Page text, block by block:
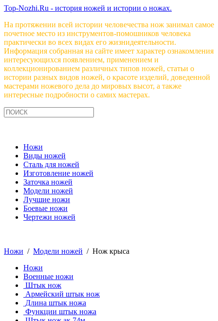
Top-Nozhi.Ru - история ножей и истории о ножах.
На протяжении всей истории человечества нож занимал самое
почетное место из инструментов-помошников человека
практически во всех видах его жизнидеятельности.
Информация собранная на сайте имеет характер ознакомления
интересующихся появлением, применением и
коллекционированием различных типов ножей, статьи о
истории разных видов ножей, о красоте изделий, доведенной
мастерами ножевого дела до мировых высот, а также
интересные подробности о самих мастерах.
Ножи
Виды ножей
Сталь для ножей
Изготовление ножей
Заточка ножей
Модели ножей
Лучшие ножи
Боевые ножи
Чертежи ножей
Ножи / Модели ножей / Нож крыса
Ножи
Военные ножи
Штык нож
Армейский штык нож
Длина штык ножа
Функции штык ножа